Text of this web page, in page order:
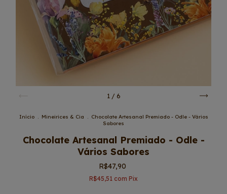
1 / 6
Início . Mineirices & Cia . Chocolate Artesanal Premiado - Odle - Vários
Sabores
Chocolate Artesanal Premiado - Odle -
Vários Sabores
R$47,90
R$45,51 com Pix